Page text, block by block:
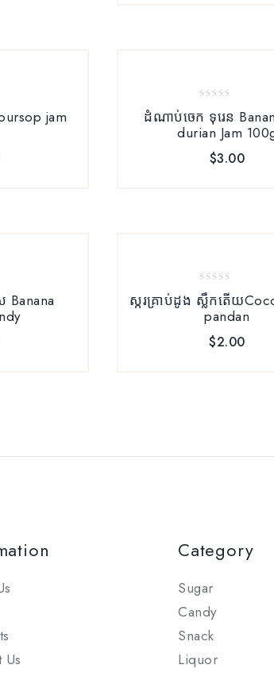
jam
out
of
ដំណាប់ចេក ទុរេន
durian Jam
$3.00
Banana
out
of
ស្ករគ្រាប់ដូង ស្លឹកតើយ
pandan
$2.00
Us
Category
Sugar
Candy
Snack
Liquor